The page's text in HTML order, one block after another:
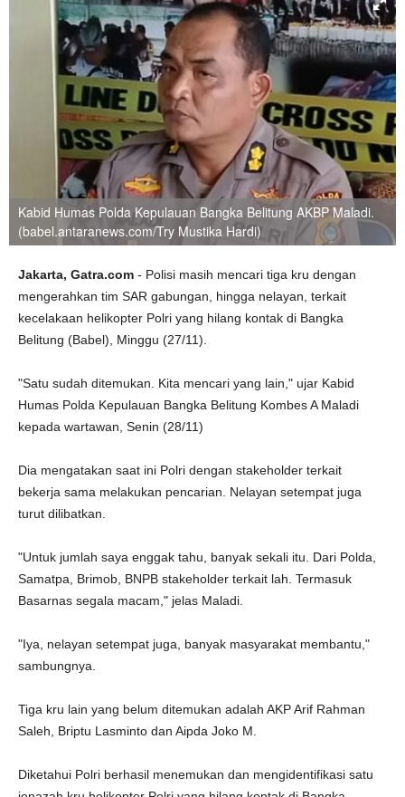
Kabid Humas Polda Kepulauan Bangka Belitung AKBP Maladi.
(babel.antaranews.com/Try Mustika Hardi)
Jakarta, Gatra.com - Polisi masih mencari tiga kru dengan
mengerahkan tim SAR gabungan, hingga nelayan, terkait
kecelakaan helikopter Polri yang hilang kontak di Bangka
Belitung (Babel), Minggu (27/11).
"Satu sudah ditemukan. Kita mencari yang lain," ujar Kabid
Humas Polda Kepulauan Bangka Belitung Kombes A Maladi
kepada wartawan, Senin (28/11)
Dia mengatakan saat ini Polri dengan stakeholder terkait
bekerja sama melakukan pencarian. Nelayan setempat juga
turut dilibatkan.
"Untuk jumlah saya enggak tahu, banyak sekali itu. Dari Polda,
Samatpa, Brimob, BNPB stakeholder terkait lah. Termasuk
Basarnas segala macam," jelas Maladi.
"Iya, nelayan setempat juga, banyak masyarakat membantu,"
sambungnya.
Tiga kru lain yang belum ditemukan adalah AKP Arif Rahman
Saleh, Briptu Lasminto dan Aipda Joko M.
Diketahui Polri berhasil menemukan dan mengidentifikasi satu